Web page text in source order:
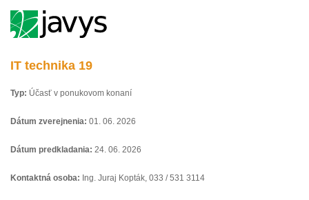
IT technika 19
Typ: Účasť v ponukovom konaní
Dátum zverejnenia: 01. 06. 2026
Dátum predkladania: 24. 06. 2026
Kontaktná osoba: Ing. Juraj Kopták, 033 / 531 3114